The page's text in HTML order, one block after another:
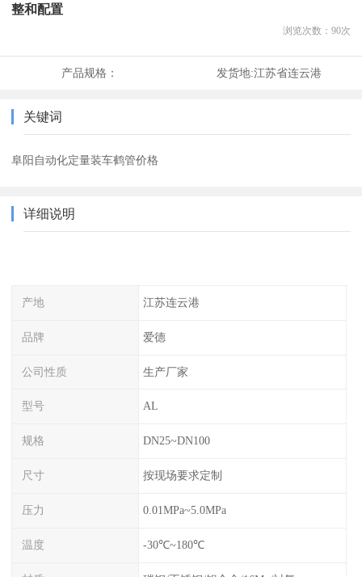
整和配置
浏览次数： 90次
产品规格： 发货地:江苏省连云港
关键词
阜阳自动化定量装车鹤管价格
详细说明
产地 江苏连云港
品牌 爱德
公司性质 生产厂家
型号 AL
规格 DN25~DN100
尺寸 按现场要求定制
压力 0.01MPa~5.0MPa
温度 -30℃~180℃